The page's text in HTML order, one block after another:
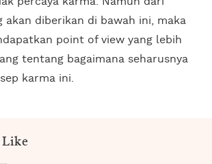
akan diberikan di bawah ini, maka
point of view yang lebih
tentang bagaimana seharusnya
karma ini.
Like